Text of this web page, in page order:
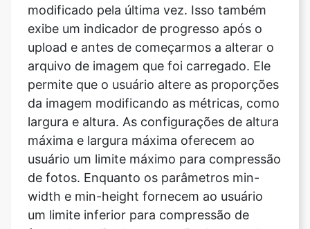
arquivo de imagem que foi carregado. Ele
permite que o usuário altere as proporções
da imagem modificando as métricas, como
largura e altura. As configurações de altura
máxima e largura máxima oferecem ao
usuário um limite máximo para compressão
de fotos. Enquanto os parâmetros min-
width e min-height fornecem ao usuário
um limite inferior para compressão de
fotos. A opção de conversão de tamanho
permite que o usuário comprima a imagem
inteira. Depois de fazer o upload da